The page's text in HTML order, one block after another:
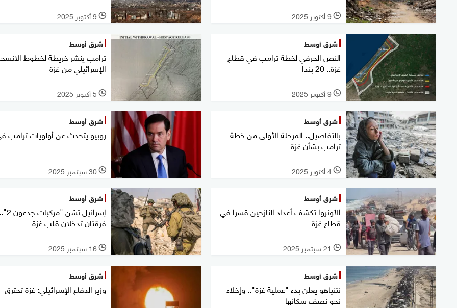
l 9 أكتوبر 2025 l 9 أكتوبر 2025
شرق أوسط
النص الحرفي لخطة ترامب في قطاع
غزة.. 20 بندا
l 9 أكتوبر 2025
شرق أوسط
ترامب ينشر خريطة لخطوط
الإسرائيلي من غزة
l 5 أكتوبر 2025
شرق أوسط
بالتفاصيل.. المرحلة الأولى من خطة
ترامب بشأن غزة
l 4 أكتوبر 2025
شرق أوسط
روبيو يتحدث عن أولويات ترامب
l 30 سبتمبر 2025
شرق أوسط
الأونروا تكشف أعداد النازحين قسرا في
قطاع غزة
l 21 سبتمبر 2025
شرق أوسط
إسرائيل تشن
فرقتان تدخلان قلب غزة
l 16 سبتمبر 2025
شرق أوسط
نتنياهو يعلن بدء "عملية غزة".. وإخلاء
نحو نصف سكانها
شرق أوسط
وزير الدفاع الإسرائيلي: غزة تحترق